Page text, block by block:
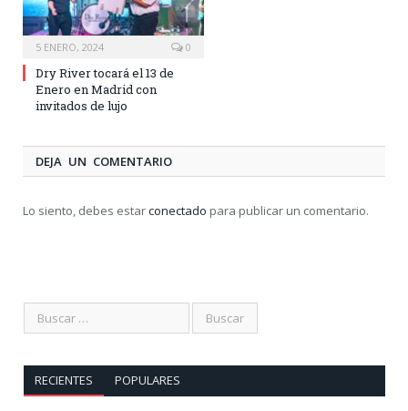
5 ENERO, 2024 0
Dry River tocará el 13 de
Enero en Madrid con
invitados de lujo
DEJA UN COMENTARIO
Lo siento, debes estarconectado para publicar un comentario.
RECIENTES POPULARES